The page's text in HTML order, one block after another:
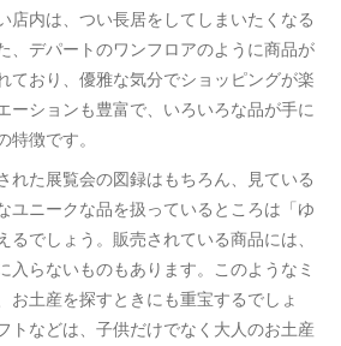
店内は、つい長居をしてしまいたくなる
、デパートのワンフロアのように商品が
ており、優雅な気分でショッピングが楽
ーションも豊富で、いろいろな品が手に
特徴です。
れた展覧会の図録はもちろん、見ている
ユニークな品を扱っているところは「ゆ
るでしょう。販売されている商品には、
入らないものもあります。このようなミ
お土産を探すときにも重宝するでしょ
トなどは、子供だけでなく大人のお土産